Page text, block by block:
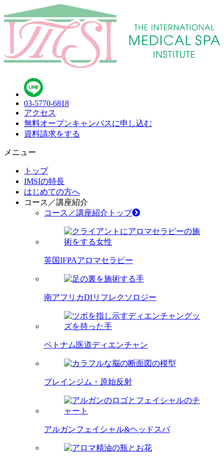
03-5770-6818
アクセス
無料オープンキャンパスに申し込む
資料請求をする
メニュー
トップ
IMSIの特長
はじめての方へ
コース／講座紹介
コース／講座紹介トップ
英国IFPAアロマセラピー
南アフリカDIリフレクソロジー
ベトナム医道ディエンチャン
ブレインジム・原始反射
アルガンフェイシャル&ヘッドスパ